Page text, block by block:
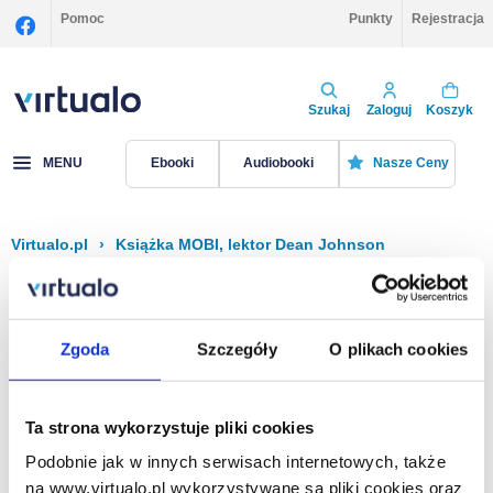
Zgoda Szczegóły O plikach cookies
Ta strona wykorzystuje pliki cookies
Podobnie jak w innych serwisach internetowych, także
na www.virtualo.pl wykorzystywane są pliki cookies oraz
Pomoc Punkty Rejestracja
Szukaj Zaloguj Koszyk
MENU Ebooki Audiobooki Nasze Ceny
Virtualo.pl › Książka MOBI, lektor Dean Johnson
Filtruj Sortuj
Na stronie